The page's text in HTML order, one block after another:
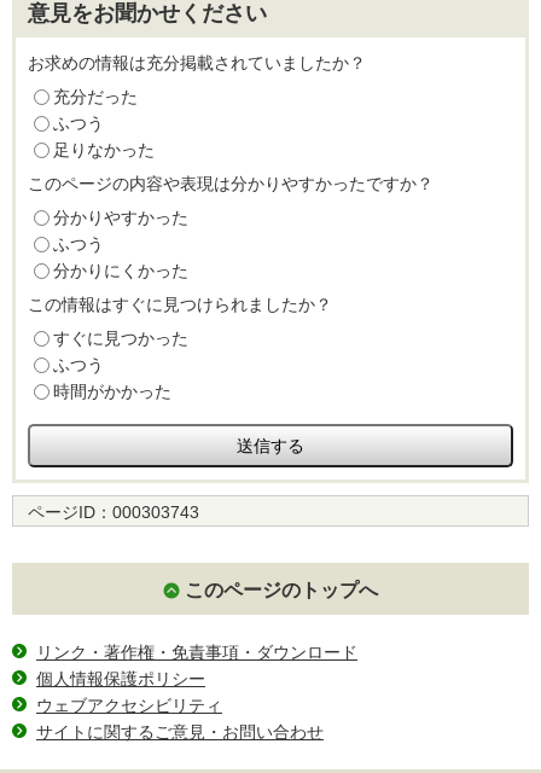
意見をお聞かせください
お求めの情報は充分掲載されていましたか？
充分だった
ふつう
足りなかった
このページの内容や表現は分かりやすかったですか？
分かりやすかった
ふつう
分かりにくかった
この情報はすぐに見つけられましたか？
すぐに見つかった
ふつう
時間がかかった
ページID： 000303743
このページのトップへ
リンク・著作権・免責事項・ダウンロード
個人情報保護ポリシー
ウェブアクセシビリティ
サイトに関するご意見・お問い合わせ